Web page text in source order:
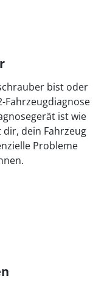
bist oder
Fahrzeugdiagnose
ist wie
dein Fahrzeug
Probleme